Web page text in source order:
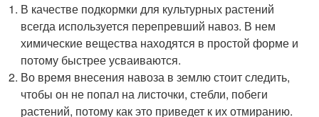
В качестве подкормки для культурных растений
всегда используется перепревший навоз. В нем
химические вещества находятся в простой форме и
потому быстрее усваиваются.
Во время внесения навоза в землю стоит следить,
чтобы он не попал на листочки, стебли, побеги
растений, потому как это приведет к их отмиранию.